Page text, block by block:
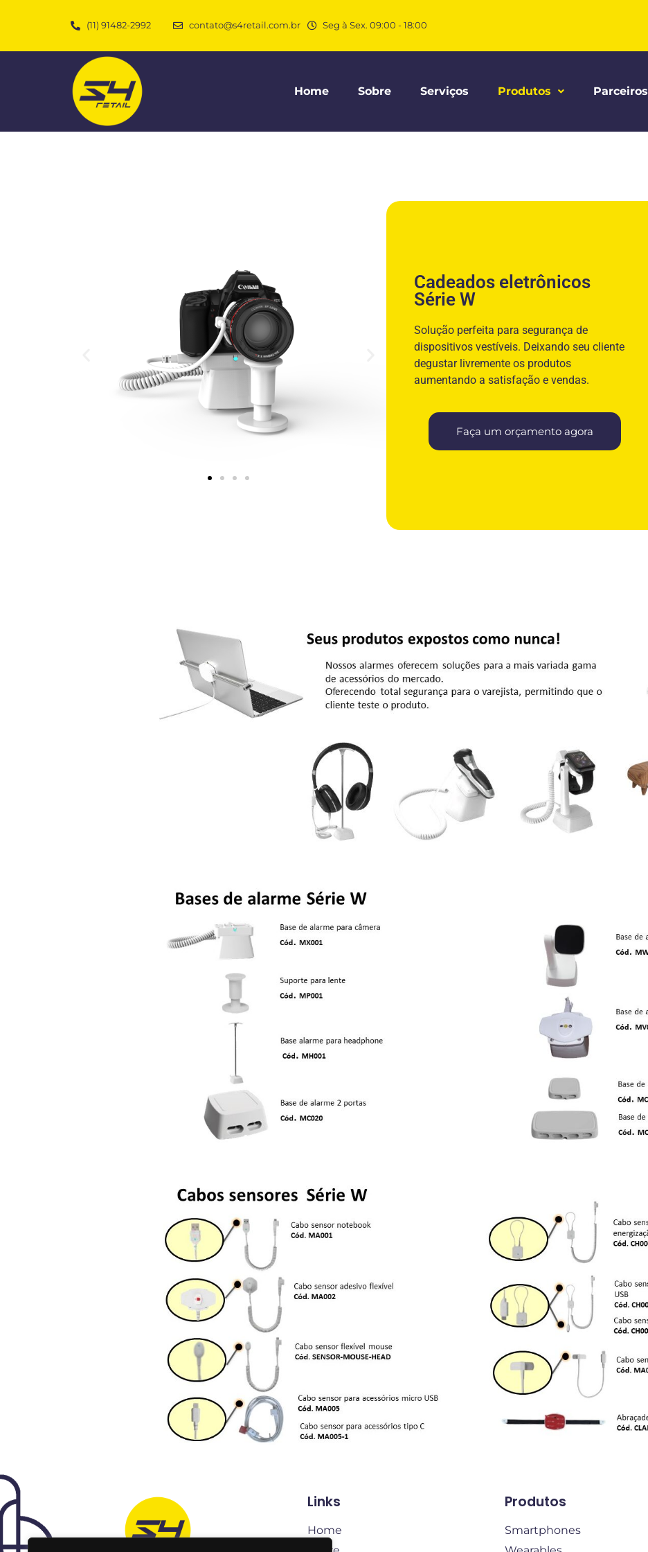
(11) 91482-2992 contato@s4retail.com.br Seg à Sex. 09:00 - 18:00
Home Sobre Serviços Produtos Parceiros
Cadeados eletrônicos
Série W
Solução perfeita para segurança de
dispositivos vestíveis. Deixando seu cliente
degustar livremente os produtos
aumentando a satisfação e vendas.
Faça um orçamento agora
Links
Home
Produtos
Smartphones